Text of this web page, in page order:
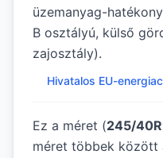
üzemanyag-
B osztályú, külső
zajosztály).
Hivatalos EU-
Ez a méret (245/
méret többek között